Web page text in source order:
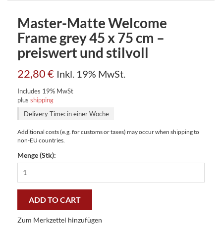
Master-Matte Welcome
Frame grey 45 x 75 cm –
preiswert und stilvoll
22,80€ Inkl. 19% MwSt.
Includes 19% MwSt
plus shipping
Delivery Time: in einer Woche
Additional costs (e.g. for customs or taxes) may occur when shipping to
non-EU countries.
Menge (Stk):
Matte
Frame
45
ADD TO CART
Zum Merkzettel hinzufügen